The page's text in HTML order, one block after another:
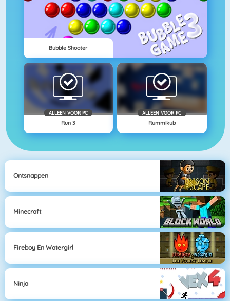
Bubble Shooter
ALLEEN VOOR PC
Run 3
ALLEEN VOOR PC
Rummikub
Ontsnappen
Minecraft
Fireboy En Watergirl
Ninja